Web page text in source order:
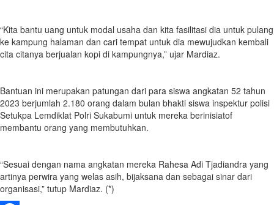
“Kita bantu uang untuk modal usaha dan kita fasilitasi dia untuk pulang
ke kampung halaman dan cari tempat untuk dia mewujudkan kembali
cita citanya berjualan kopi di kampungnya,” ujar Mardiaz.
Bantuan ini merupakan patungan dari para siswa angkatan 52 tahun
2023 berjumlah 2.180 orang dalam bulan bhakti siswa inspektur polisi
Setukpa Lemdiklat Polri Sukabumi untuk mereka berinisiatof
membantu orang yang membutuhkan.
“Sesuai dengan nama angkatan mereka Rahesa Adi Tjadiandra yang
artinya perwira yang welas asih, bijaksana dan sebagai sinar dari
organisasi,” tutup Mardiaz. (*)